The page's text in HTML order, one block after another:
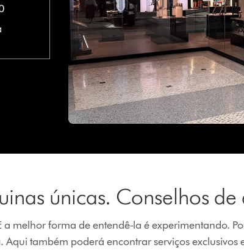
únicas. Conselhos de
melhor forma de entendê-la é experimentando.
também poderá encontrar serviços exclusivos